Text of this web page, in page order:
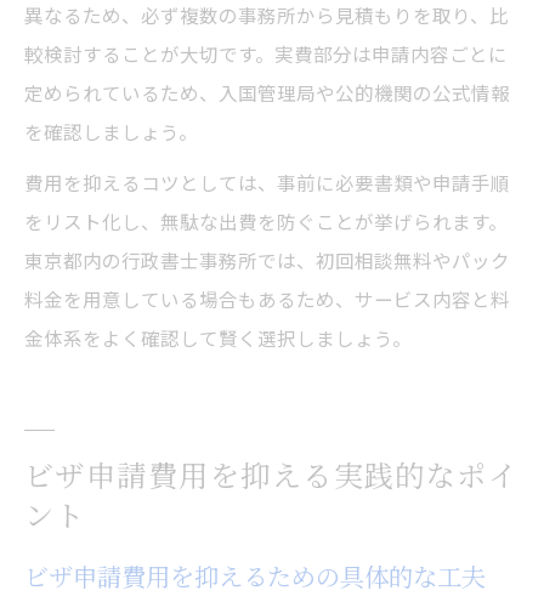
異なるため、必ず複数の事務所から見積もりを取り、比
較検討することが大切です。実費部分は申請内容ごとに
定められているため、入国管理局や公的機関の公式情報
を確認しましょう。
費用を抑えるコツとしては、事前に必要書類や申請手順
をリスト化し、無駄な出費を防ぐことが挙げられます。
東京都内の行政書士事務所では、初回相談無料やパック
料金を用意している場合もあるため、サービス内容と料
金体系をよく確認して賢く選択しましょう。
ビザ申請費用を抑える実践的なポイ
ント
ビザ申請費用を抑えるための具体的な工夫